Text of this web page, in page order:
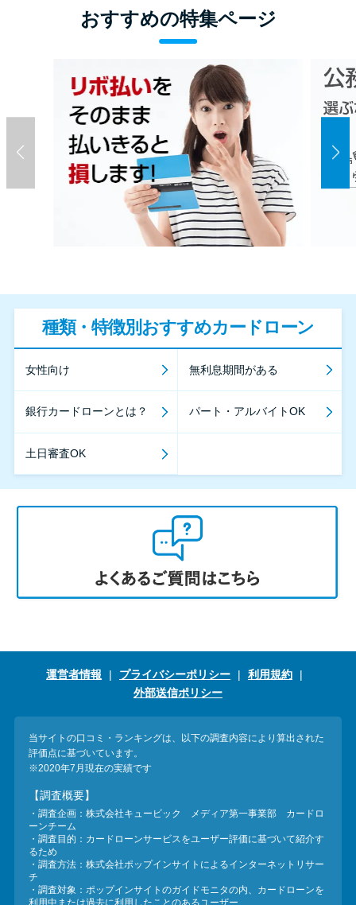
おすすめの特集ページ
種類・特徴別おすすめカードローン
女性向け 無利息期間がある
銀行カードローンとは？ パート・アルバイトOK
土日審査OK
運営者情報 プライバシーポリシー
利用規約
外部送信ポリシー
当サイトの口コミ・ランキングは、以下の調査内容により算出された
評価点に基づいています。
※2020年7月現在の実績です
【調査概要】
・調査企画：株式会社キュービック メディア第一事業部 カードロ
ーンチーム
・調査目的：カードローンサービスをユーザー評価に基づいて紹介す
るため
・調査方法：株式会社ポップインサイトによるインターネットリサー
チ
・調査対象：ポップインサイトのガイドモニタの内、カードローンを
利用中または過去に利用したことのあるユーザー